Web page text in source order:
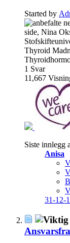
Started by
1 Svar
11,667
Siste innlegg
Anisa
31-12-